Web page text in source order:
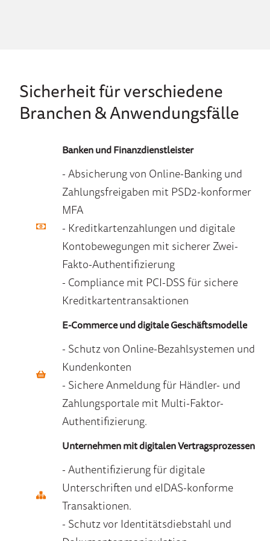
Sicherheit für verschiedene
Branchen & Anwendungsfälle
Banken und Finanzdienstleister
- Absicherung von Online-Banking und
Zahlungsfreigaben mit PSD2-konformer
MFA
- Kreditkartenzahlungen und digitale
Kontobewegungen mit sicherer Zwei-
Fakto-Authentifizierung
- Compliance mit PCI-DSS für sichere
Kreditkartentransaktionen
E-Commerce und digitale Geschäftsmodelle
- Schutz von Online-Bezahlsystemen und
Kundenkonten
- Sichere Anmeldung für Händler- und
Zahlungsportale mit Multi-Faktor-
Authentifizierung.
Unternehmen mit digitalen Vertragsprozessen
- Authentifizierung für digitale
Unterschriften und eIDAS-konforme
Transaktionen.
- Schutz vor Identitätsdiebstahl und